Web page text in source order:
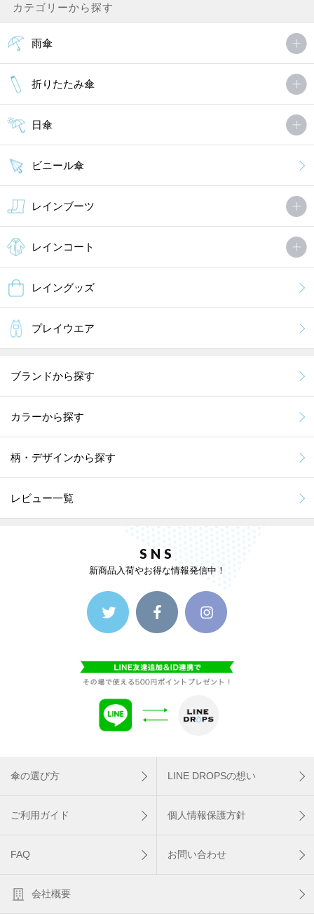
カテゴリーから探す
雨傘
折りたたみ傘
日傘
ビニール傘
レインブーツ
レインコート
レイングッズ
プレイウエア
ブランドから探す
カラーから探す
柄・デザインから探す
レビュー一覧
SNS
新商品入荷やお得な情報発信中！
傘の選び方 LINE DROPSの想い
ご利用ガイド 個人情報保護方針
FAQ お問い合わせ
会社概要